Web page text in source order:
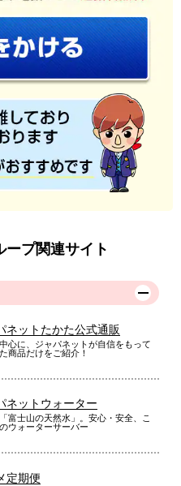
ープ関連サイト
ネットたかた公式通販
心に、ジャパネットが自信をもって
商品だけをご紹介！
ネットウォーター
「富士山の天然水」。安心・安全、こ
ウォーターサーバー
定期便